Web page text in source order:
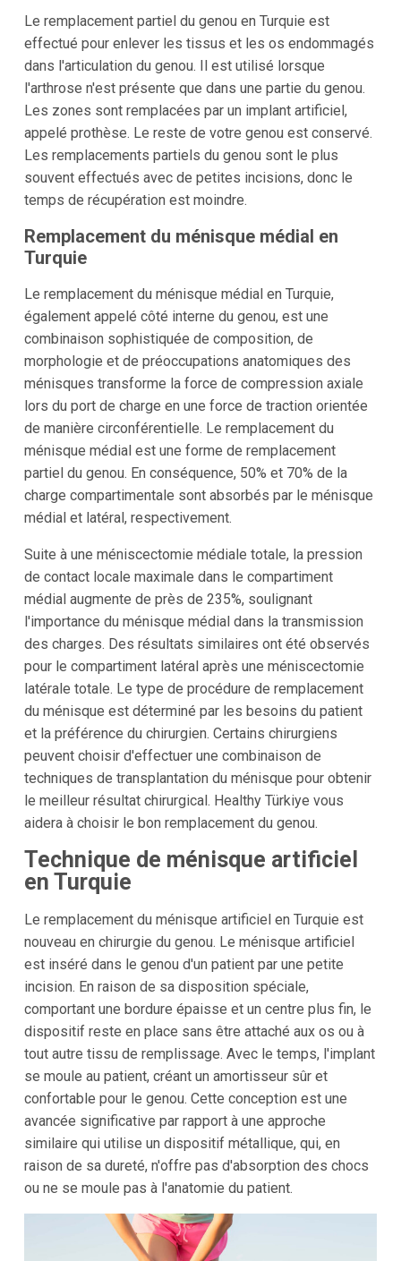
Le remplacement partiel du genou en Turquie est
effectué pour enlever les tissus et les os endommagés
dans l'articulation du genou. Il est utilisé lorsque
l'arthrose n'est présente que dans une partie du genou.
Les zones sont remplacées par un implant artificiel,
appelé prothèse. Le reste de votre genou est conservé.
Les remplacements partiels du genou sont le plus
souvent effectués avec de petites incisions, donc le
temps de récupération est moindre.
Remplacement du ménisque médial en
Turquie
Le remplacement du ménisque médial en Turquie,
également appelé côté interne du genou, est une
combinaison sophistiquée de composition, de
morphologie et de préoccupations anatomiques des
ménisques transforme la force de compression axiale
lors du port de charge en une force de traction orientée
de manière circonférentielle. Le remplacement du
ménisque médial est une forme de remplacement
partiel du genou. En conséquence, 50% et 70% de la
charge compartimentale sont absorbés par le ménisque
médial et latéral, respectivement.
Suite à une méniscectomie médiale totale, la pression
de contact locale maximale dans le compartiment
médial augmente de près de 235%, soulignant
l'importance du ménisque médial dans la transmission
des charges. Des résultats similaires ont été observés
pour le compartiment latéral après une méniscectomie
latérale totale. Le type de procédure de remplacement
du ménisque est déterminé par les besoins du patient
et la préférence du chirurgien. Certains chirurgiens
peuvent choisir d'effectuer une combinaison de
techniques de transplantation du ménisque pour obtenir
le meilleur résultat chirurgical. Healthy Türkiye vous
aidera à choisir le bon remplacement du genou.
Technique de ménisque artificiel
en Turquie
Le remplacement du ménisque artificiel en Turquie est
nouveau en chirurgie du genou. Le ménisque artificiel
est inséré dans le genou d'un patient par une petite
incision. En raison de sa disposition spéciale,
comportant une bordure épaisse et un centre plus fin, le
dispositif reste en place sans être attaché aux os ou à
tout autre tissu de remplissage. Avec le temps, l'implant
se moule au patient, créant un amortisseur sûr et
confortable pour le genou. Cette conception est une
avancée significative par rapport à une approche
similaire qui utilise un dispositif métallique, qui, en
raison de sa dureté, n'offre pas d'absorption des chocs
ou ne se moule pas à l'anatomie du patient.